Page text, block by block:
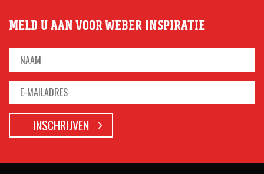
MELD U AAN VOOR WEBER INSPIRATIE